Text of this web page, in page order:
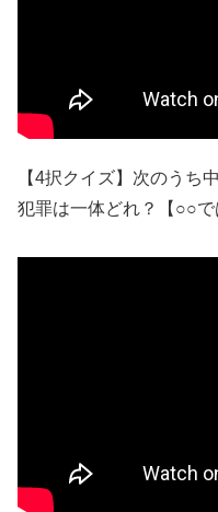
【4択クイズ】次のうち
犯罪は一体どれ？【○○で